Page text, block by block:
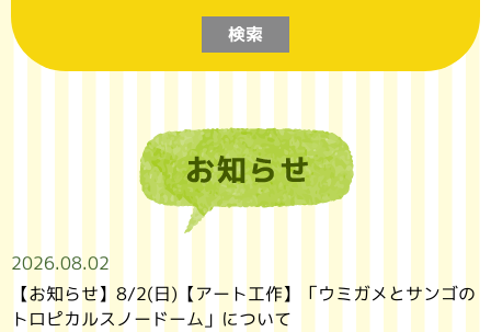
2026.08.02
【お知らせ】8/2(日)【アート工作】「ウミガメとサンゴの
トロピカルスノードーム」について